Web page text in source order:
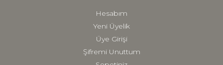
Hesabım
Yeni Üyelik
Üye Girişi
Şifremi Unuttum